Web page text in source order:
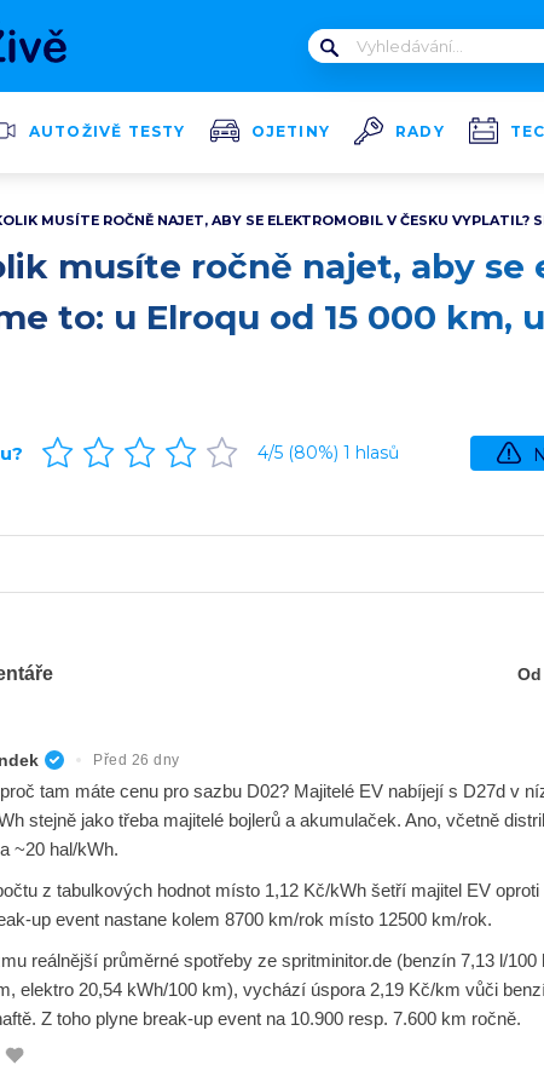
AUTOŽIVĚ TESTY OJETINY RADY
MUSÍTE ROČNĚ NAJET, ABY SE ELEKTROMOBIL V ČESKU
musíte ročně najet, aby
to: u Elroqu od 15 000 km,
4/5 (80%) 1 hlasů